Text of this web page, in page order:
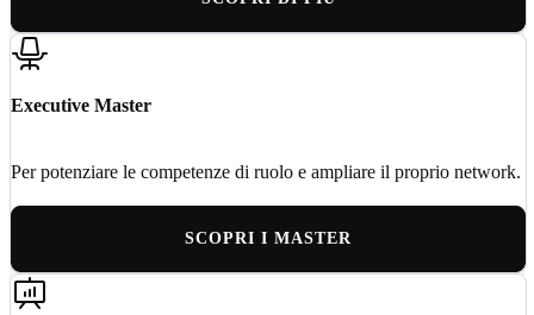
Executive Master
Per potenziare le competenze di ruolo e ampliare il proprio network.
SCOPRI I MASTER